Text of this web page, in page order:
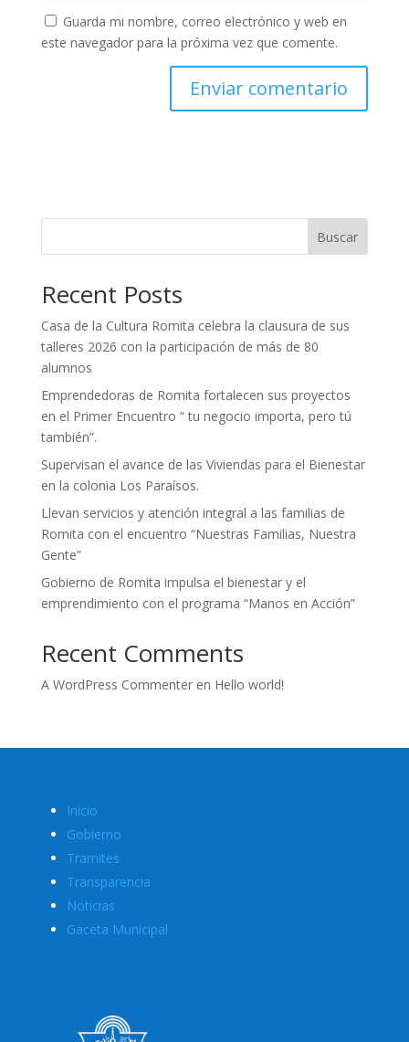
Guarda mi nombre, correo electrónico y web en
este navegador para la próxima vez que comente.
Buscar
Recent Posts
Casa de la Cultura Romita celebra la clausura de sus
talleres 2026 con la participación de más de 80
alumnos
Emprendedoras de Romita fortalecen sus proyectos
en el Primer Encuentro “ tu negocio importa, pero tú
también”.
Supervisan el avance de las Viviendas para el Bienestar
en la colonia Los Paraísos.
Llevan servicios y atención integral a las familias de
Romita con el encuentro “Nuestras Familias, Nuestra
Gente”
Gobierno de Romita impulsa el bienestar y el
emprendimiento con el programa “Manos en Acción”
Recent Comments
A WordPress Commenteren Hello world!
Inicio
Gobierno
Tramites
Transparencia
Noticias
Gaceta Municipal